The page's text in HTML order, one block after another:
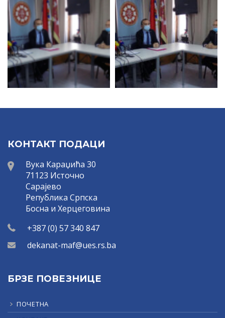
КОНТАКТ ПОДАЦИ
Вука Караџића 30
71123 Источно
Сарајево
Република Српска
Босна и Херцеговина
+387 (0) 57 340 847
dekanat-maf@ues.rs.ba
БРЗЕ ПОВЕЗНИЦЕ
ПОЧЕТНА